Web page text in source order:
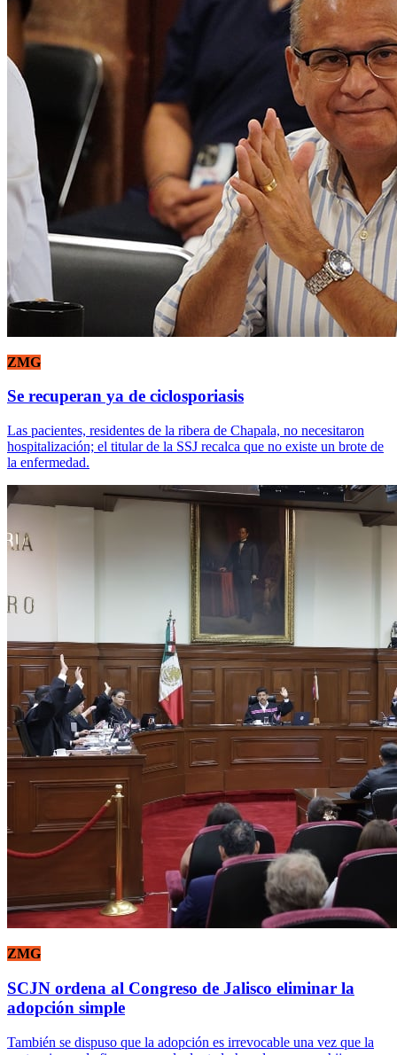
ZMG
Se recuperan ya de ciclosporiasis
Las pacientes, residentes de la ribera de Chapala, no necesitaron
hospitalización; el titular de la SSJ recalca que no existe un brote de
la enfermedad.
ZMG
SCJN ordena al Congreso de Jalisco eliminar la
adopción simple
También se dispuso que la adopción es irrevocable una vez que la